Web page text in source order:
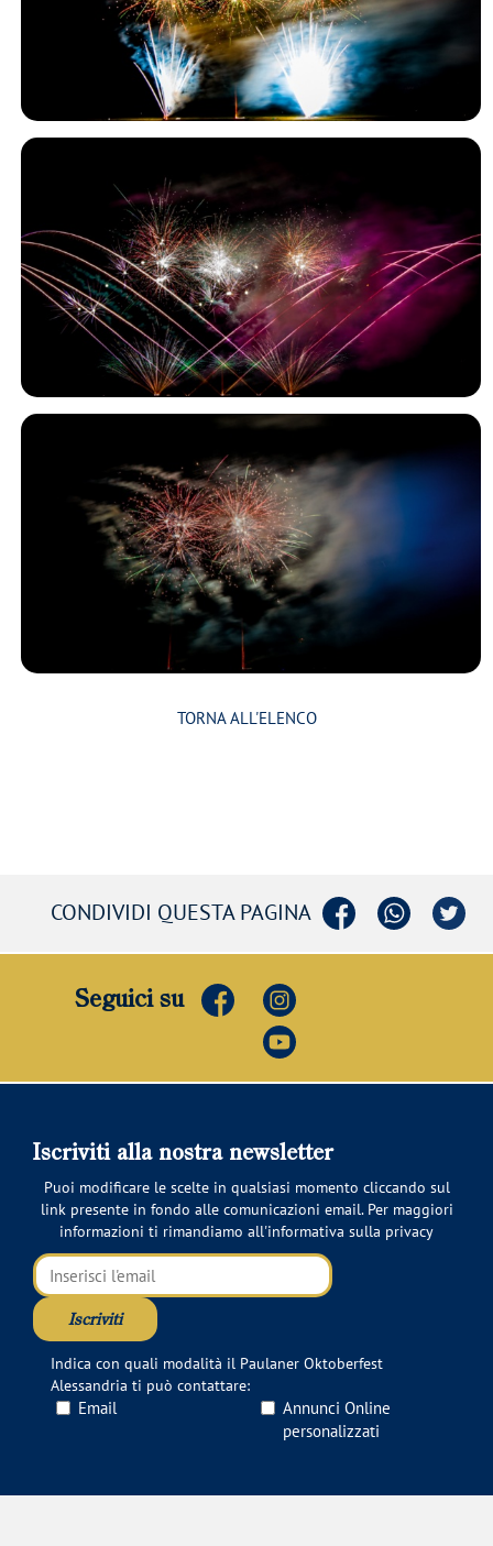
TORNA ALL'ELENCO
CONDIVIDI QUESTA PAGINA
Seguici su
Iscriviti alla nostra newsletter
Puoi modificare le scelte in qualsiasi momento cliccando sul
link presente in fondo alle comunicazioni email. Per maggiori
informazioni ti rimandiamo all'informativa sulla privacy
Indica con quali modalità il Paulaner Oktoberfest
Alessandria ti può contattare:
Email
Annunci Online
personalizzati